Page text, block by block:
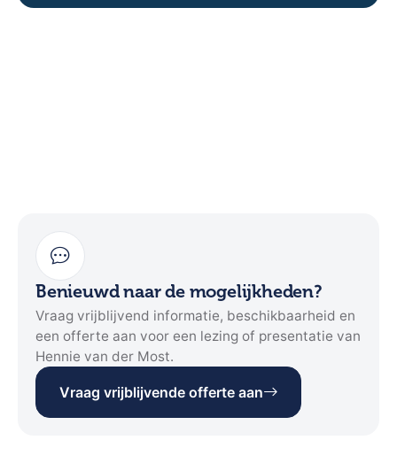
Benieuwd naar de mogelijkheden?
Vraag vrijblijvend informatie, beschikbaarheid en
een offerte aan voor een lezing of presentatie van
Hennie van der Most.
Vraag vrijblijvende offerte aan